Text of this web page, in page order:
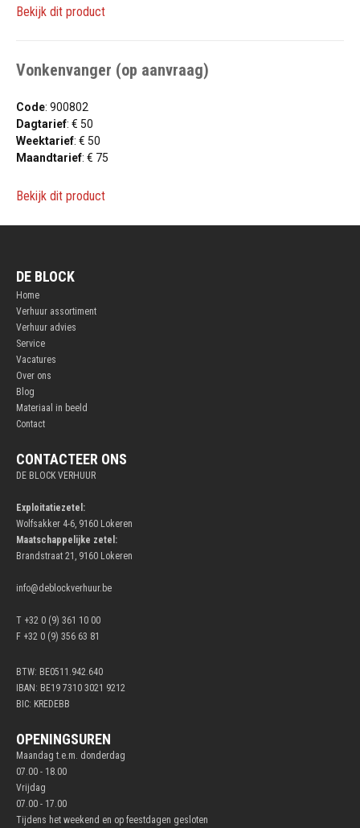
Bekijk dit product
Vonkenvanger (op aanvraag)
Code: 900802
Dagtarief: € 50
Weektarief: € 50
Maandtarief: € 75
Bekijk dit product
DE BLOCK
Home
Verhuur assortiment
Verhuur advies
Service
Vacatures
Over ons
Blog
Materiaal in beeld
Contact
CONTACTEER ONS
DE BLOCK VERHUUR
Exploitatiezetel:
Wolfsakker 4-6, 9160 Lokeren
Maatschappelijke zetel:
Brandstraat 21, 9160 Lokeren
info@deblockverhuur.be
T +32 0 (9) 361 10 00
F +32 0 (9) 356 63 81
BTW: BE0511.942.640
IBAN: BE19 7310 3021 9212
BIC: KREDEBB
OPENINGSUREN
Maandag t.e.m. donderdag
07.00 - 18.00
Vrijdag
07.00 - 17.00
Tijdens het weekend en op feestdagen gesloten